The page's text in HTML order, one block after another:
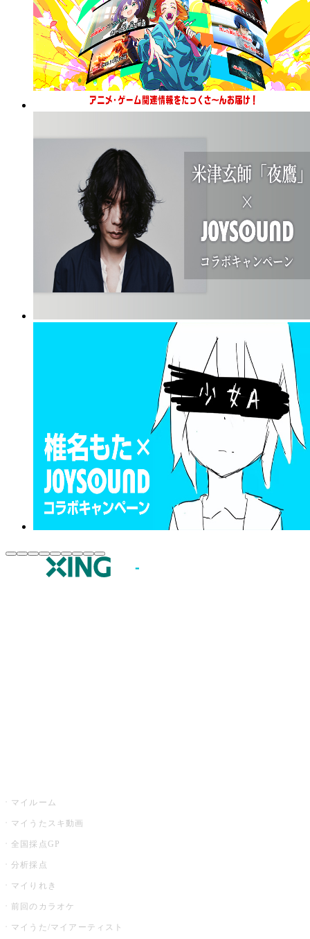
マイルーム
マイうたスキ動画
全国採点GP
分析採点
マイりれき
前回のカラオケ
マイうた/マイアーティスト